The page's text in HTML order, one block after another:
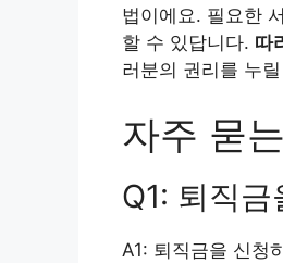
법이에요. 필요한
할 수 있답니다. 따
러분의 권리를 누
자주 묻
Q1: 퇴직
A1: 퇴직금을 신청